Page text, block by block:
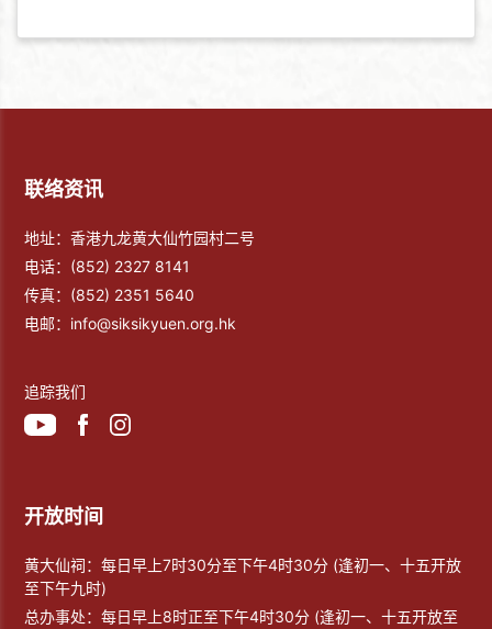
联络资讯
地址：香港九龙黄大仙竹园村二号
电话： (852) 2327 8141
传真： (852) 2351 5640
电邮： info@siksikyuen.org.hk
追踪我们
开放时间
黄大仙祠：每日早上7时30分至下午4时30分 (逢初一、十五开放
至下午九时)
总办事处：每日早上8时正至下午4时30分 (逢初一、十五开放至